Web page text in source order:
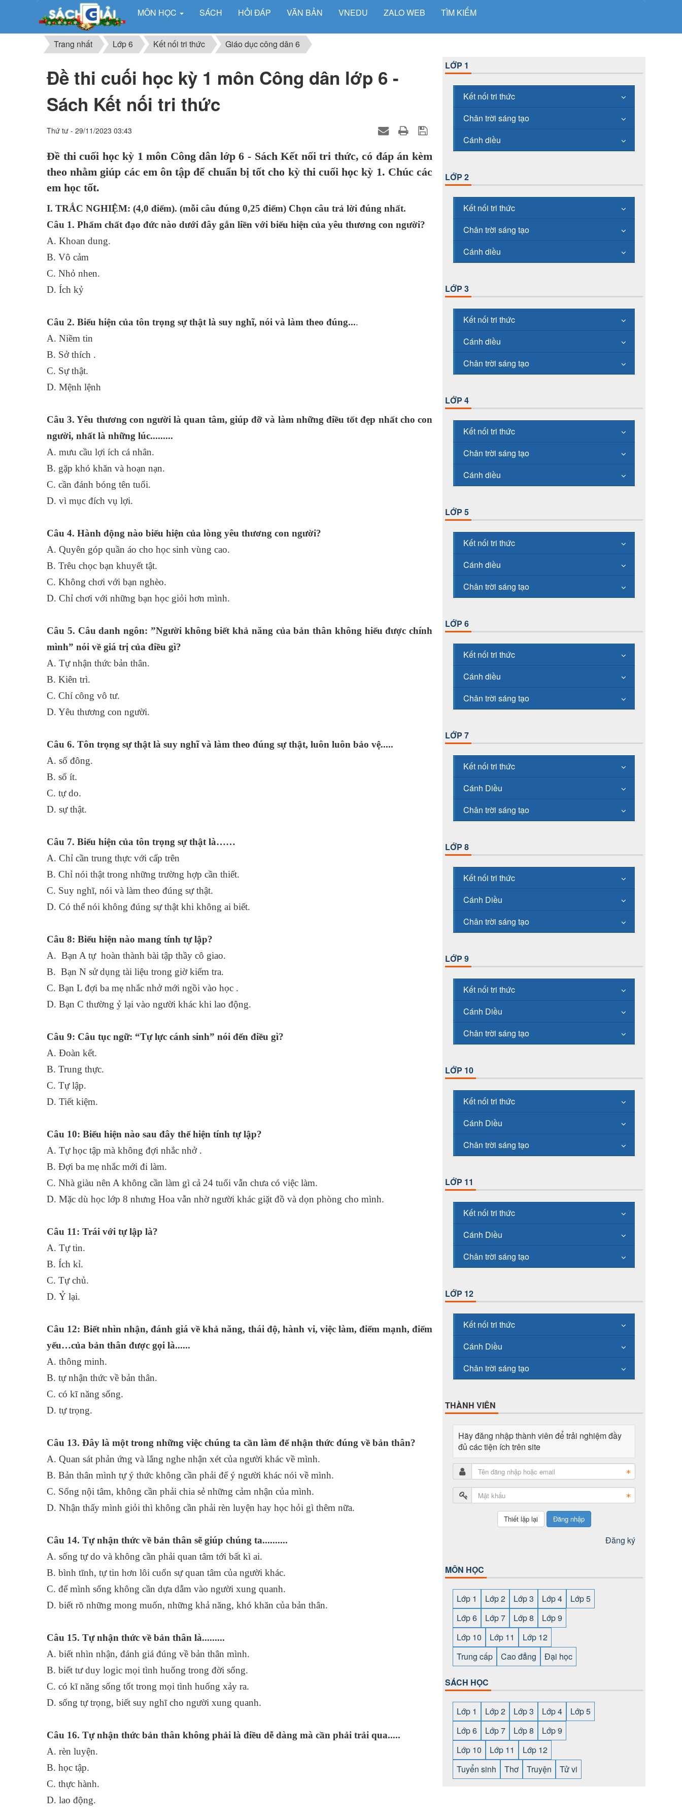
MÔN HỌC SÁCH HỎI ĐÁP VĂN BẢN VNEDU ZALO WEB TÌM KIẾM
Trang nhất Lớp 6 Kết nối tri thức Giáo dục công dân 6
Đề thi cuối học kỳ 1 môn Công dân lớp 6 -
Sách Kết nối tri thức
Thứ tư - 29/11/2023 03:43
Đề thi cuối học kỳ 1 môn Công dân lớp 6 - Sách Kết nối tri thức, có đáp án kèm
theo nhằm giúp các em ôn tập để chuẩn bị tốt cho kỳ thi cuối học kỳ 1. Chúc các
em học tốt.
I. TRẮC NGHIỆM: (4,0 điểm). (mỗi câu đúng 0,25 điểm) Chọn câu trả lời đúng nhất.
Câu 1. Phẩm chất đạo đức nào dưới đây gắn liền với biểu hiện của yêu thương con người?
A. Khoan dung.
B. Vô cảm
C. Nhỏ nhen.
D. Ích kỷ
Câu 2. Biểu hiện của tôn trọng sự thật là suy nghĩ, nói và làm theo đúng....
A. Niềm tin
B. Sở thích .
C. Sự thật.
D. Mệnh lệnh
Câu 3. Yêu thương con người là quan tâm, giúp đỡ và làm những điều tốt đẹp nhất cho con
người, nhất là những lúc.........
A. mưu cầu lợi ích cá nhân.
B. gặp khó khăn và hoạn nạn.
C. cần đánh bóng tên tuổi.
D. vì mục đích vụ lợi.
Câu 4. Hành động nào biểu hiện của lòng yêu thương con người?
A. Quyên góp quần áo cho học sinh vùng cao.
B. Trêu chọc bạn khuyết tật.
C. Không chơi với bạn nghèo.
D. Chỉ chơi với những bạn học giỏi hơn mình.
Câu 5. Câu danh ngôn: ”Người không biết khả năng của bản thân không hiểu được chính
mình” nói về giá trị của điều gì?
A. Tự nhận thức bản thân.
B. Kiên trì.
C. Chí công vô tư.
D. Yêu thương con người.
Câu 6. Tôn trọng sự thật là suy nghĩ và làm theo đúng sự thật, luôn luôn bảo vệ.....
A. số đông.
B. số ít.
C. tự do.
D. sự thật.
Câu 7. Biểu hiện của tôn trọng sự thật là……
A. Chỉ cần trung thực với cấp trên
B. Chỉ nói thật trong những trường hợp cần thiết.
C. Suy nghĩ, nói và làm theo đúng sự thật.
D. Có thể nói không đúng sự thật khi không ai biết.
Câu 8: Biểu hiện nào mang tính tự lập?
A. Bạn A tự hoàn thành bài tập thầy cô giao.
B. Bạn N sử dụng tài liệu trong giờ kiểm tra.
C. Bạn L đợi ba mẹ nhắc nhở mới ngồi vào học .
D. Bạn C thường ỷ lại vào người khác khi lao động.
Câu 9: Câu tục ngữ: “Tự lực cánh sinh” nói đến điều gì?
A. Đoàn kết.
B. Trung thực.
C. Tự lập.
D. Tiết kiệm.
Câu 10: Biểu hiện nào sau đây thể hiện tính tự lập?
A. Tự học tập mà không đợi nhắc nhở .
B. Đợi ba mẹ nhắc mới đi làm.
C. Nhà giàu nên A không cần làm gì cả 24 tuổi vẫn chưa có việc làm.
D. Mặc dù học lớp 8 nhưng Hoa vẫn nhờ người khác giặt đồ và dọn phòng cho mình.
Câu 11: Trái với tự lập là?
A. Tự tin.
B. Ích kỉ.
C. Tự chủ.
D. Ỷ lại.
Câu 12: Biết nhìn nhận, đánh giá về khả năng, thái độ, hành vi, việc làm, điểm mạnh, điểm
yếu…của bản thân được gọi là......
A. thông minh.
B. tự nhận thức về bản thân.
C. có kĩ năng sống.
D. tự trọng.
Câu 13. Đây là một trong những việc chúng ta cần làm để nhận thức đúng về bản thân?
A. Quan sát phản ứng và lắng nghe nhận xét của người khác về mình.
B. Bản thân mình tự ý thức không cần phải để ý người khác nói về mình.
C. Sống nội tâm, không cần phải chia sẻ những cảm nhận của mình.
D. Nhận thấy mình giỏi thì không cần phải rèn luyện hay học hỏi gì thêm nữa.
Câu 14. Tự nhận thức về bản thân sẽ giúp chúng ta..........
A. sống tự do và không cần phải quan tâm tới bất kì ai.
B. bình tĩnh, tự tin hơn lôi cuốn sự quan tâm của người khác.
C. để mình sống không cần dựa dẫm vào người xung quanh.
D. biết rõ những mong muốn, những khả năng, khó khăn của bản thân.
Câu 15. Tự nhận thức về bản thân là.........
A. biết nhìn nhận, đánh giá đúng về bản thân mình.
B. biết tư duy logic mọi tình huống trong đời sống.
C. có kĩ năng sống tốt trong mọi tình huống xảy ra.
D. sống tự trọng, biết suy nghĩ cho người xung quanh.
Câu 16. Tự nhận thức bản thân không phải là điều dễ dàng mà cần phải trải qua.....
A. rèn luyện.
B. học tập.
C. thực hành.
D. lao động.
LỚP 1
Kết nối tri thức
Chân trời sáng tạo
Cánh diều
LỚP 2
Kết nối tri thức
Chân trời sáng tạo
Cánh diều
LỚP 3
Kết nối tri thức
Cánh diều
Chân trời sáng tạo
LỚP 4
Kết nối tri thức
Chân trời sáng tạo
Cánh diều
LỚP 5
Kết nối tri thức
Cánh diều
Chân trời sáng tạo
LỚP 6
Kết nối tri thức
Cánh diều
Chân trời sáng tạo
LỚP 7
Kết nối tri thức
Cánh Diều
Chân trời sáng tạo
LỚP 8
Kết nối tri thức
Cánh Diều
Chân trời sáng tạo
LỚP 9
Kết nối tri thức
Cánh Diều
Chân trời sáng tạo
LỚP 10
Kết nối tri thức
Cánh Diều
Chân trời sáng tạo
LỚP 11
Kết nối tri thức
Cánh Diều
Chân trời sáng tạo
LỚP 12
Kết nối tri thức
Cánh Diều
Chân trời sáng tạo
THÀNH VIÊN
Hãy đăng nhập thành viên để trải nghiệm đầy
đủ các tiện ích trên site
Đăng nhập
Đăng ký
MÔN HỌC
Lớp 1 Lớp 2 Lớp 3 Lớp 4
Lớp 5
Lớp 6
Lớp 7 Lớp 8
Lớp 9
Lớp 10
Lớp 11
Lớp 12
Trung cấp
Cao đẳng Đại học
SÁCH HỌC
Lớp 1 Lớp 2 Lớp 3 Lớp 4
Lớp 5
Lớp 6
Lớp 7 Lớp 8
Lớp 9
Lớp 10
Lớp 11
Lớp 12
Tuyển sinh
Thơ Truyện Tử vi